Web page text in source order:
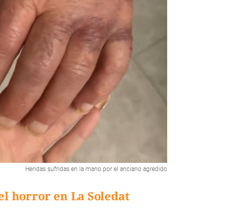
Heridas sufridas en la mano por el anciano agredido
horror en La Soledat